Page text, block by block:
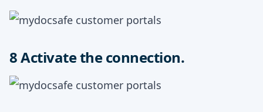
8 Activate the connection.